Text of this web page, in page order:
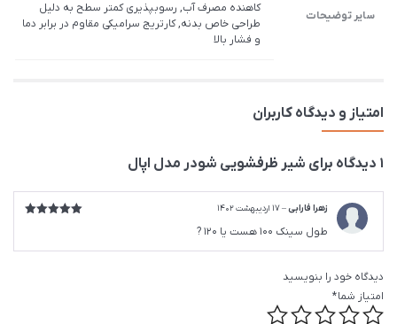
سایر توضیحات
کاهنده مصرف آب, رسوب­پذیری کم­تر سطح به دلیل
طراحی خاص بدنه, کارتریج سرامیکی مقاوم در برابر دما
و فشار بالا
امتیاز و دیدگاه کاربران
1 دیدگاه برای شیر ظرفشویی شودر مدل اپال
زهرا فارابی–17 اردیبهشت 1402
طول سینک 100 هست یا ۱20 ?
دیدگاه خود را بنویسید
امتیاز شما*